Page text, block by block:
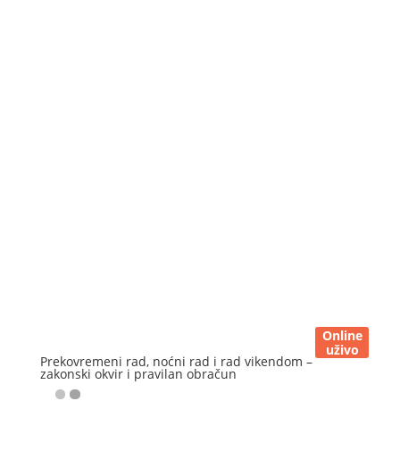
Online
uživo
Prekovremeni rad, noćni rad i rad vikendom –
zakonski okvir i pravilan obračun